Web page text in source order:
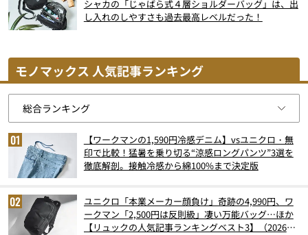
シャカの「じゃばら式４層ショルダーバッグ」は、出
し入れのしやすさも過去最高レベルだった！
モノマックス 人気記事ランキング
【ワークマンの1,590円冷感デニム】vsユニクロ・無
印で比較！猛暑を乗り切る“涼感ロングパンツ”3選を
徹底解剖。接触冷感から綿100%まで決定版
ユニクロ「本業メーカー顔負け」奇跡の4,990円、ワ
ークマン「2,500円は反則級」凄い万能バッグ…ほか
【リュックの人気記事ランキングベスト3】（2026年